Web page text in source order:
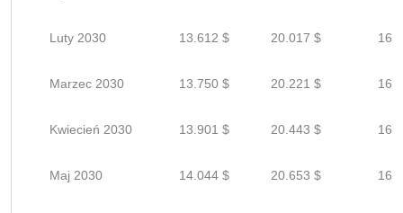
Luty 2030 13.612 $ 20.017 $
Marzec 2030 13.750 $ 20.221 $
Kwiecień 2030 13.901 $ 20.443 $
Maj 2030 14.044 $ 20.653 $